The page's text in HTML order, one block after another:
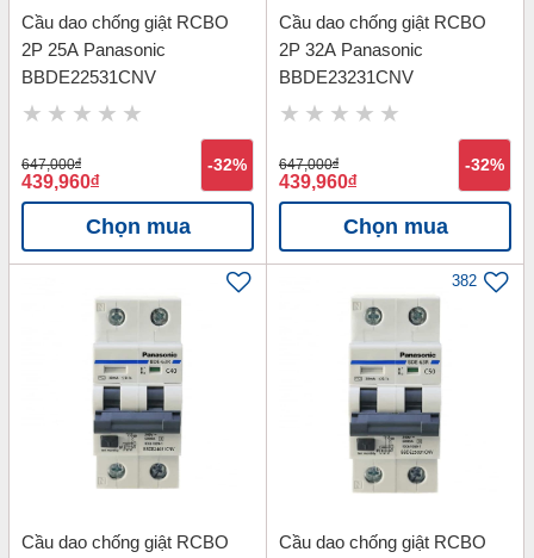
Cầu dao chống giật RCBO
2P 25A Panasonic
BBDE22531CNV
647,000đ
439,960đ
-32%
Chọn mua
Cầu dao chống giật RCBO
2P 32A Panasonic
BBDE23231CNV
647,000đ
439,960đ
-32%
Chọn mua
Cầu dao chống giật RCBO
382
Cầu dao chống giật RCBO